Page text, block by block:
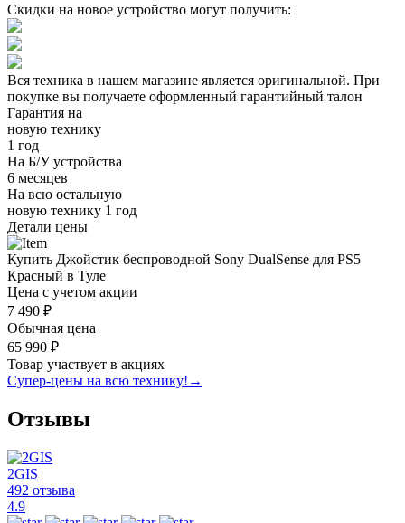
Скидки на новое устройство могут получить:
Вся техника в нашем магазине является оригинальной. При
покупке вы получаете оформленный гарантийный талон
Гарантия на
новую технику
1 год
На Б/У устройства
6 месяцев
На всю остальную
новую технику 1 год
Детали цены
Купить Джойстик беспроводной Sony DualSense для PS5
Красный в Туле
Цена с учетом акции
7 490 ₽
Обычная цена
65 990 ₽
Товар участвует в акциях
Супер-цены на всю технику! →
Отзывы
2GIS
492 отзыва
4.9